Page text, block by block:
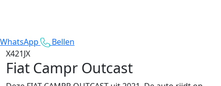
WhatsApp
Bellen
X421JX
Fiat Campr Outcast